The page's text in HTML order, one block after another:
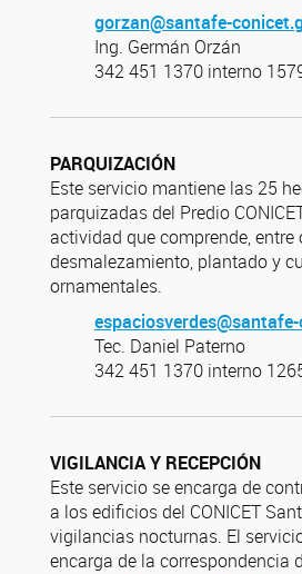
gorzan@santafe-
Ing. Germán Orzán
342 451 1370 interno
PARQUIZACIÓN
Este servicio mantiene las 25
parquizadas del Predio
actividad que comprende, entre
desmalezamiento, plantado y
ornamentales.
Tec. Daniel Paterno
342 451 1370 interno
VIGILANCIA Y RECEPCIÓN
Este servicio se encarga de
a los edificios del CONICET
vigilancias nocturnas. El
encarga de la correspondencia